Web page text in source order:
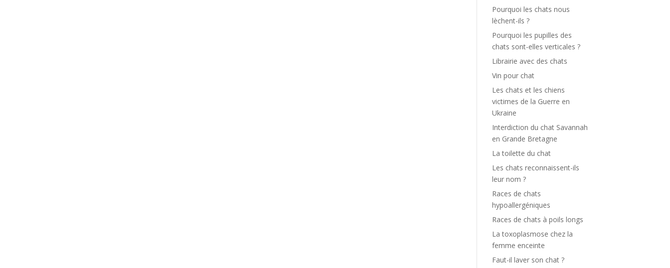
Pourquoi les chats nous
lèchent-ils ?
Pourquoi les pupilles des
chats sont-elles verticales ?
Librairie avec des chats
Vin pour chat
Les chats et les chiens
victimes de la Guerre en
Ukraine
Interdiction du chat Savannah
en Grande Bretagne
La toilette du chat
Les chats reconnaissent-ils
leur nom ?
Races de chats
hypoallergéniques
Races de chats à poils longs
La toxoplasmose chez la
femme enceinte
Faut-il laver son chat ?